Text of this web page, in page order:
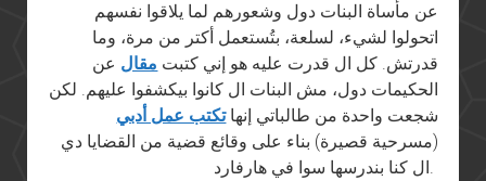
عن مأساة البنات دول وشعورهم لما يلاقوا نفسهم
اتحولوا لشيء، لسلعة، بتُستعمل أكتر من مرة، وما
قدرتش. كل ال قدرت عليه هو إني كتبت مقال عن
الحكيمات دول، مش البنات ال كانوا بيكشفوا عليهم. لكن
شجعت واحدة من طالباتي إنهاتكتب عمل أدبي
(مسرحية قصيرة) بناء على وقائع قضية من القضايا دي
ال كنا بندرسها سوا في هارفارد.